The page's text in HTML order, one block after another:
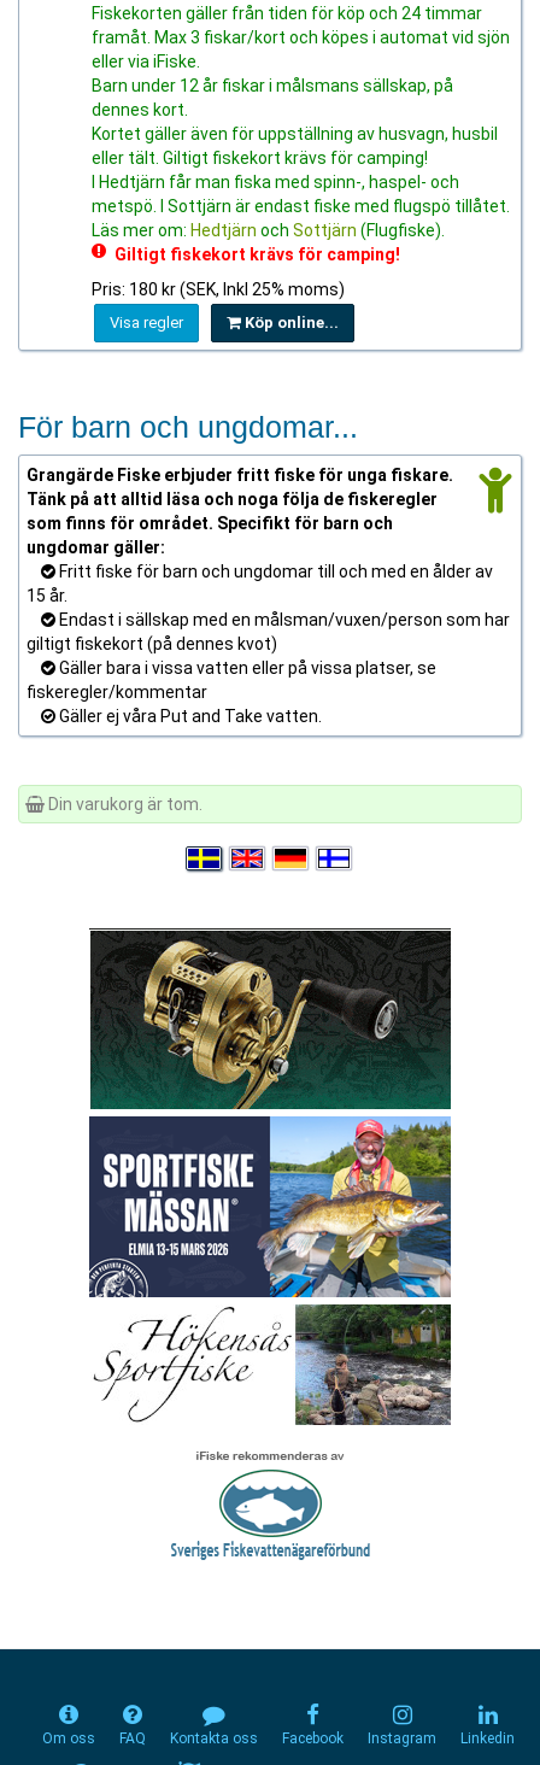
Fiskekorten gäller från tiden för köp och 24 timmar
framåt. Max 3 fiskar/kort och köpes i automat vid sjön
eller via iFiske.
Barn under 12 år fiskar i målsmans sällskap, på
dennes kort.
Kortet gäller även för uppställning av husvagn, husbil
eller tält. Giltigt fiskekort krävs för camping!
I Hedtjärn får man fiska med spinn-, haspel- och
metspö. I Sottjärn är endast fiske med flugspö tillåtet.
Läs mer om: Hedtjärn och Sottjärn (Flugfiske).
Giltigt fiskekort krävs för camping!
Pris: 180 kr (SEK, Inkl 25% moms)
Visa regler Köp online...
För barn och ungdomar...
Grangärde Fiske erbjuder fritt fiske för unga fiskare.
Tänk på att alltid läsa och noga följa de fiskeregler
som finns för området. Specifikt för barn och
ungdomar gäller:
Fritt fiske för barn och ungdomar till och med en ålder av
15 år.
Endast i sällskap med en målsman/vuxen/person som har
giltigt fiskekort (på dennes kvot)
Gäller bara i vissa vatten eller på vissa platser, se
fiskeregler/kommentar
Gäller ej våra Put and Take vatten.
Din varukorg är tom.
Om oss FAQ Kontakta oss Facebook Instagram Linkedin